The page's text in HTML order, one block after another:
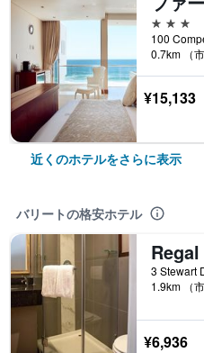
3つ星
0.7km （
¥15,133
近くのホテルをさらに表示
バリートの格安ホテル
1.9km （
¥6,936